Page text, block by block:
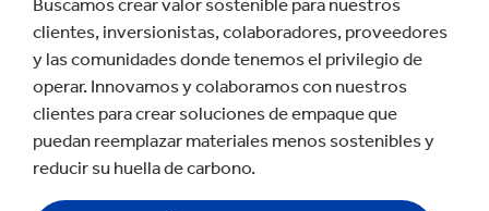
clientes, inversionistas, colaboradores, proveedores
y las comunidades donde tenemos el privilegio de
operar. Innovamos y colaboramos con nuestros
clientes para crear soluciones de empaque que
puedan reemplazar materiales menos sostenibles y
reducir su huella de carbono.